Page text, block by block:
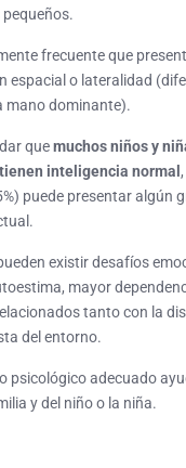
frecuente que
espacial o lateralidad
mano dominante).
quemuchos niños y
inteligencia normal
puede presentar algún
existir desafíos
mayor
tanto con la
del entorno.
psicológico adecuado
y del niño o la niña.